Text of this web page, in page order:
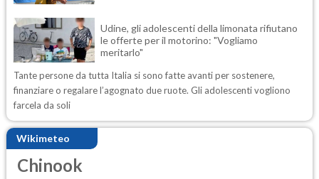
Udine, gli adolescenti della limonata rifiutano
le offerte per il motorino: "Vogliamo
meritarlo"
Tante persone da tutta Italia si sono fatte avanti per sostenere,
finanziare o regalare l’agognato due ruote. Gli adolescenti vogliono
farcela da soli
Wikimeteo
Chinook